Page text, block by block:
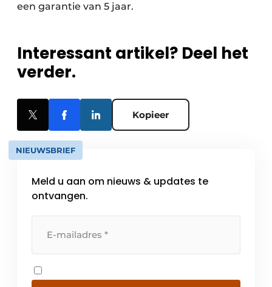
een garantie van 5 jaar.
Interessant artikel? Deel het
verder.
Kopieer
NIEUWSBRIEF
Meld u aan om nieuws & updates te
ontvangen.